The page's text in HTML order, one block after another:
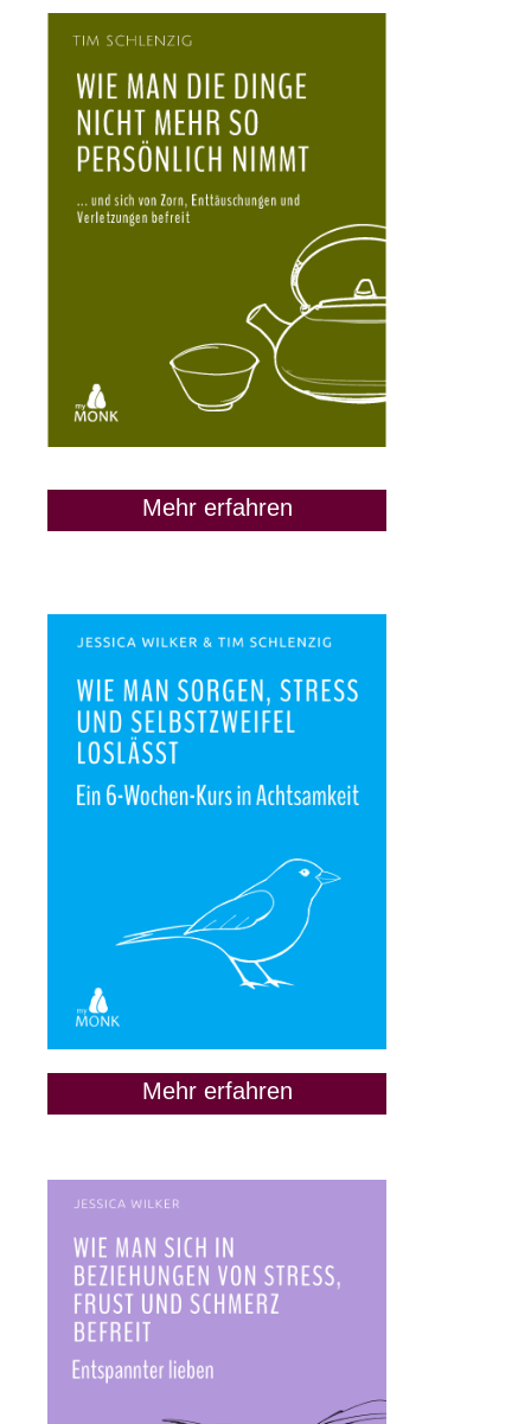
Mehr erfahren
Mehr erfahren